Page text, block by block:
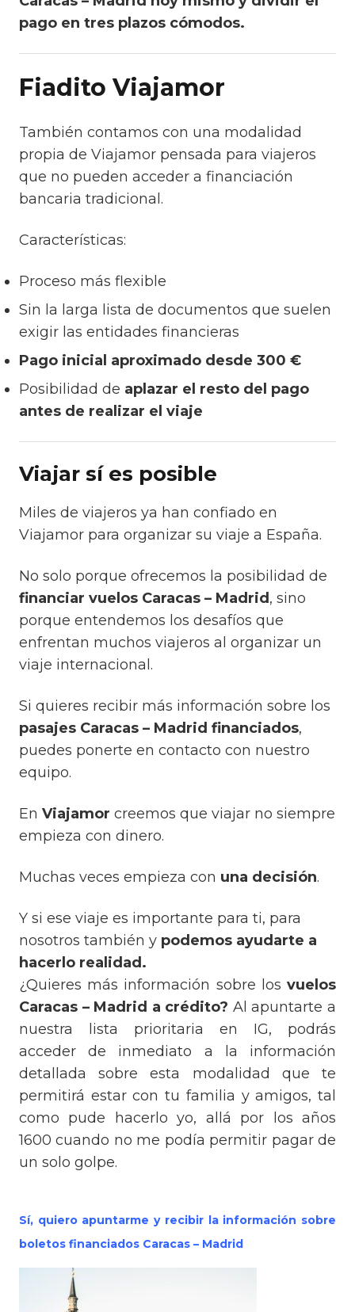
pago en tres plazos cómodos.
Fiadito Viajamor
También contamos con una modalidad
propia de Viajamor pensada para viajeros
que no pueden acceder a financiación
bancaria tradicional.
Características:
Proceso más flexible
Sin la larga lista de documentos que suelen
exigir las entidades financieras
Pago inicial aproximado desde 300 €
Posibilidad de aplazar el resto del pago
antes de realizar el viaje
Viajar sí es posible
Miles de viajeros ya han confiado en
Viajamor para organizar su viaje a España.
No solo porque ofrecemos la posibilidad de
financiar vuelos Caracas – Madrid, sino
porque entendemos los desafíos que
enfrentan muchos viajeros al organizar un
viaje internacional.
Si quieres recibir más información sobre los
pasajes Caracas – Madrid financiados,
puedes ponerte en contacto con nuestro
equipo.
En Viajamor creemos que viajar no siempre
empieza con dinero.
Muchas veces empieza con una decisión.
Y si ese viaje es importante para ti, para
nosotros también y podemos ayudarte a
hacerlo realidad.
¿Quieres más información sobre los vuelos
Caracas – Madrid a crédito? Al apuntarte a
nuestra lista prioritaria en IG, podrás
acceder de inmediato a la información
detallada sobre esta modalidad que te
permitirá estar con tu familia y amigos, tal
como pude hacerlo yo, allá por los años
1600 cuando no me podía permitir pagar de
un solo golpe.
Sí, quiero apuntarme y recibir la información sobre
boletos financiados Caracas – Madrid